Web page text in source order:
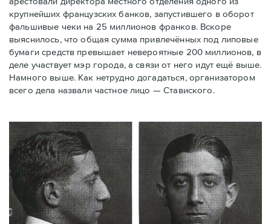
крупнейших французских банков, запустившего в оборот
фальшивые чеки на 25 миллионов франков. Вскоре
выяснилось, что общая сумма привлечённых под липовые
бумаги средств превышает невероятные 200 миллионов, в
деле участвует мэр города, a связи от него идут ещё выше.
Намного выше. Как нетрудно догадаться, организатором
всего дела назвали частное лицо — Ставиского.